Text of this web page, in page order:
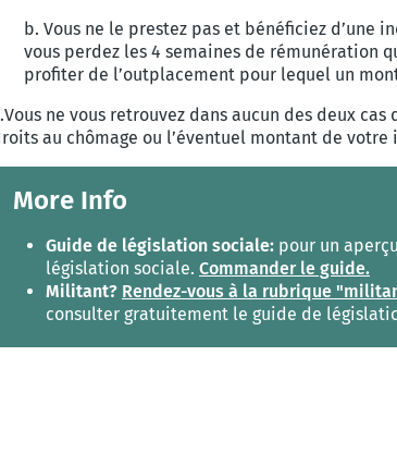
b. Vous ne le prestez pas et bénéficiez d’une
vous perdez les 4 semaines de rémunération
profiter de l’outplacement pour lequel un
ne vous retrouvez dans aucun des deux
au chômage ou l’éventuel montant de
More Info
Guide de législation sociale: pour un
législation sociale. Commander le guide.
Militant? Rendez-vous à la rubrique
consulter gratuitement le guide de